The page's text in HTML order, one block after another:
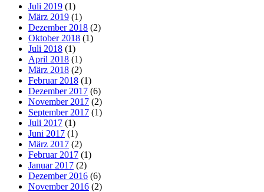
Juli 2019 (1)
März 2019 (1)
Dezember 2018 (2)
Oktober 2018 (1)
Juli 2018 (1)
April 2018 (1)
März 2018 (2)
Februar 2018 (1)
Dezember 2017 (6)
November 2017 (2)
September 2017 (1)
Juli 2017 (1)
Juni 2017 (1)
März 2017 (2)
Februar 2017 (1)
Januar 2017 (2)
Dezember 2016 (6)
November 2016 (2)